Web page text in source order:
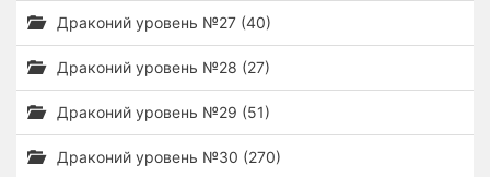
Драконий уровень №27 (40)
Драконий уровень №28 (27)
Драконий уровень №29 (51)
Драконий уровень №30 (270)